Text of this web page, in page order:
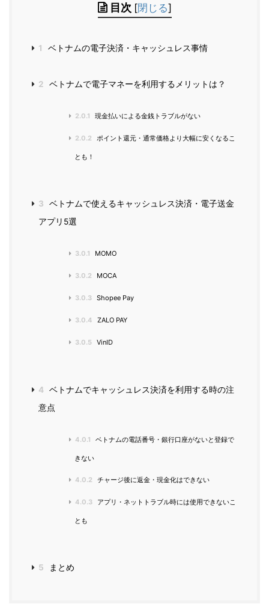
目次 [閉じる]
1 ベトナムの電子決済・キャッシュレス事情
2 ベトナムで電子マネーを利用するメリットは？
2.0.1 現金払いによる金銭トラブルがない
2.0.2 ポイント還元・通常価格より大幅に安くなるこ
とも！
3
ベトナムで使えるキャッシュレス決済・電子送金
アプリ5選
3.0.1 MOMO
3.0.2 MOCA
3.0.3 Shopee Pay
3.0.4 ZALO PAY
3.0.5 VinID
4 ベトナムでキャッシュレス決済を利用する時の注
意点
4.0.1 ベトナムの電話番号・銀行口座がないと登録で
きない
4.0.2 チャージ後に返金・現金化はできない
4.0.3 アプリ・ネットトラブル時には使用できないこ
とも
5 まとめ